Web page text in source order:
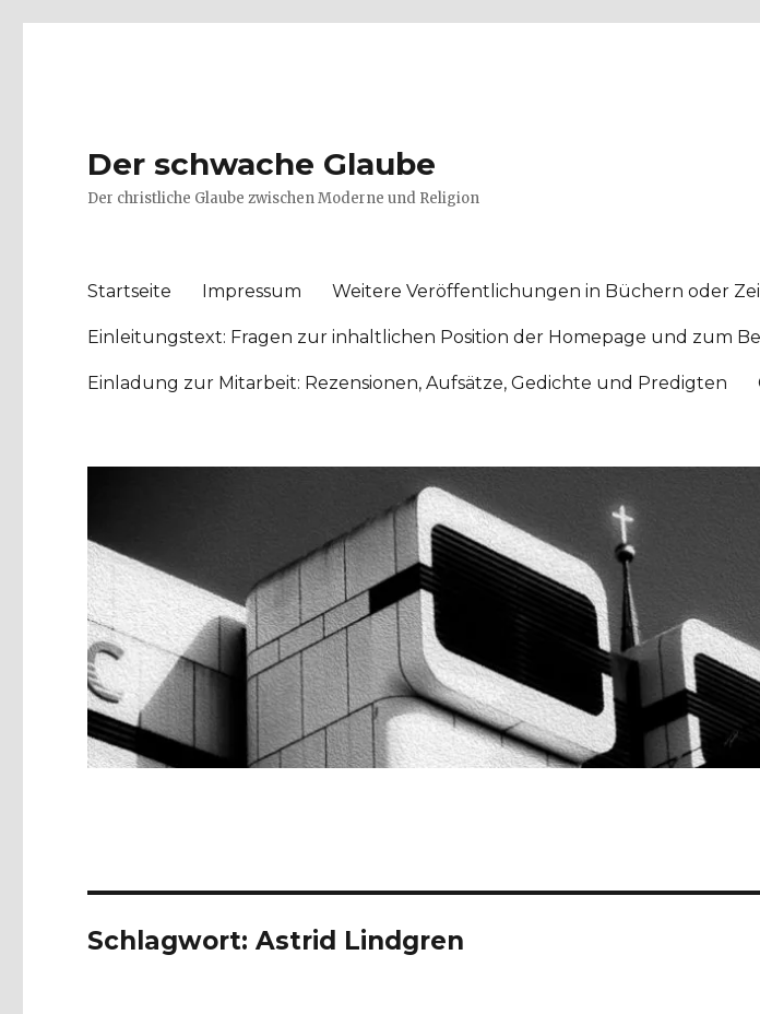
Der schwache Glaube
Der christliche Glaube zwischen Moderne und Religion
Startseite Impressum Weitere Veröffentlichungen in Büchern oder
Einleitungstext: Fragen zur inhaltlichen Position der Homepage und zum
Einladung zur Mitarbeit: Rezensionen, Aufsätze, Gedichte und Predigten
Schlagwort:Astrid Lindgren